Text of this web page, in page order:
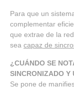
Para que un
complementar
que extrae de la
sea capaz de
¿CUÁNDO SE
SINCRONIZADO Y
Se pone de